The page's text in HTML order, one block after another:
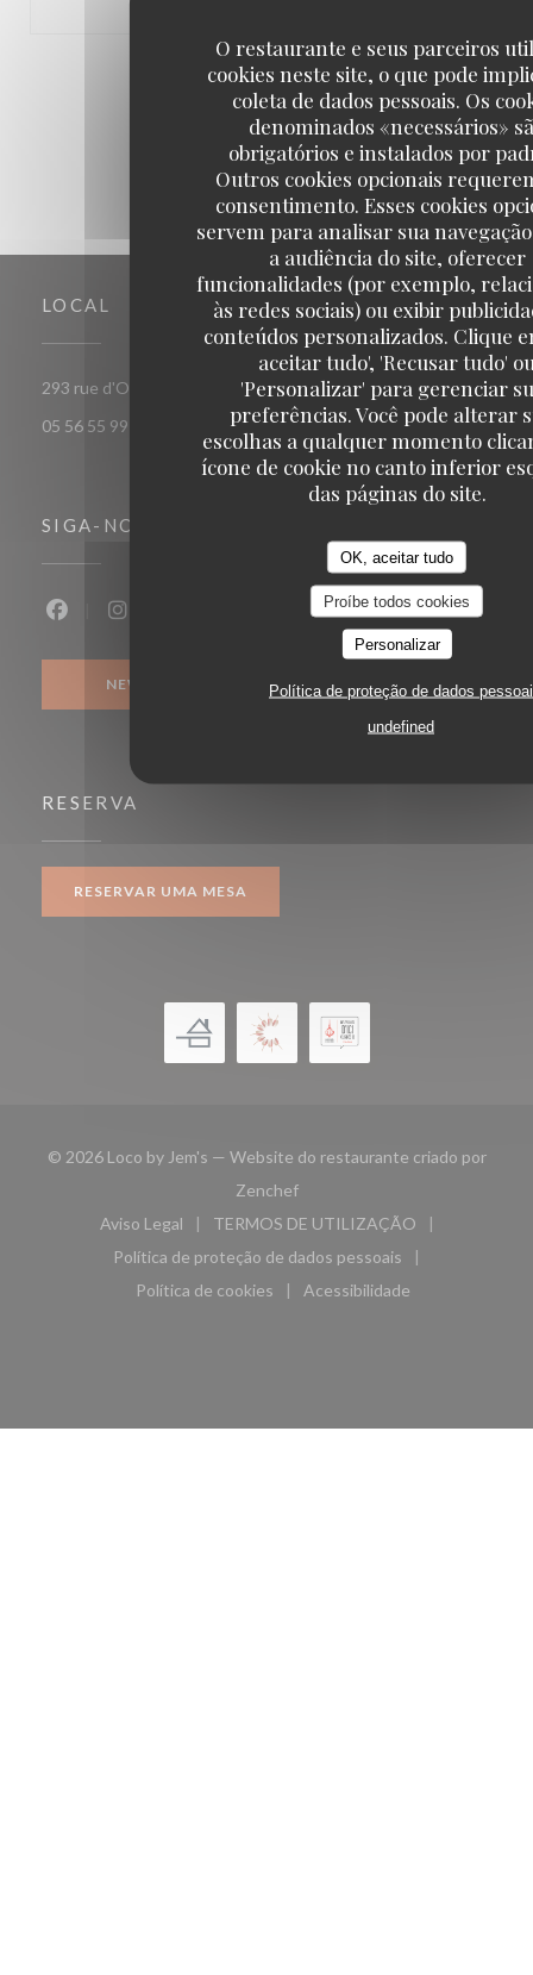
O restaurante e seus parceiros
cookies neste site, o que pode
coleta de dados pessoais. Os
denominados «necessários»
obrigatórios e instalados por
Outros cookies opcionais
consentimento. Esses cookies
servem para analisar sua
a audiência do site, oferecer
funcionalidades (por exemplo,
às redes sociais) ou exibir
conteúdos personalizados. Clique
aceitar tudo', 'Recusar tudo'
'Personalizar' para gerenciar
preferências. Você pode alterar
escolhas a qualquer momento
ícone de cookie no canto inferior
das páginas do site.
OK, aceitar tudo
Proíbe todos cookies
Personalizar
Política de proteção de dados
undefined
1 2 3
LOCAL
293 rue d'Ornano 33000 bordeaux((abre numa nova janela))
05 56 55 99 37
SIGA-NOS
Facebook ((abre numa nova janela))
Instagram ((abre numa nova janela))
NEWSLETTER
RESERVA
RESERVAR UMA MESA
© 2026 Loco by Jem's — Website do restaurante criado por
Zenchef((abre numa nova janela))
Aviso Legal
((abre numa nova janela))
TERMOS DE UTILIZAÇÃO
((abre numa nova janela))
Política de proteção de dados pessoais
((abre numa nova janela))
Política de cookies
((abre numa nova janela))
Acessibilidade